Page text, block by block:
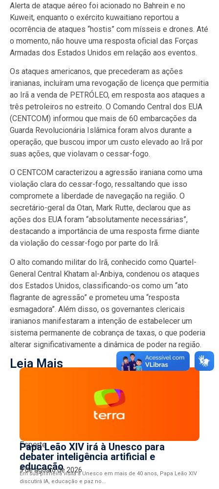
Alerta de ataque aéreo foi acionado no Bahrein e no
Kuweit, enquanto o exército kuwaitiano reportou a
ocorrência de ataques “hostis” com mísseis e drones. Até
o momento, não houve uma resposta oficial das Forças
Armadas dos Estados Unidos em relação aos eventos.
Os ataques americanos, que precederam as ações
iranianas, incluíram uma revogação de licença que permitia
ao Irã a venda de PETRÓLEO, em resposta aos ataques a
três petroleiros no estreito. O Comando Central dos EUA
(CENTCOM) informou que mais de 60 embarcações da
Guarda Revolucionária Islâmica foram alvos durante a
operação, que buscou impor um custo elevado ao Irã por
suas ações, que violavam o cessar-fogo.
O CENTCOM caracterizou a agressão iraniana como uma
violação clara do cessar-fogo, ressaltando que isso
compromete a liberdade de navegação na região. O
secretário-geral da Otan, Mark Rutte, declarou que as
ações dos EUA foram “absolutamente necessárias”,
destacando a importância de uma resposta firme diante
da violação do cessar-fogo por parte do Irã.
O alto comando militar do Irã, conhecido como Quartel-
General Central Khatam al-Anbiya, condenou os ataques
dos Estados Unidos, classificando-os como um “ato
flagrante de agressão” e prometeu uma “resposta
esmagadora”. Além disso, os governantes clericais
iranianos manifestaram a intenção de estabelecer um
sistema permanente de cobrança de taxas, o que poderia
alterar significativamente a dinâmica de poder na região.
Leia Mais
Esporte
Papa Leão XIV irá à Unesco para
debater inteligência artificial e
educação
9 de agosto de 2026
Em sua primeira visita à Unesco em mais de 40 anos, Papa Leão XIV
discutirá IA, educação e paz no...